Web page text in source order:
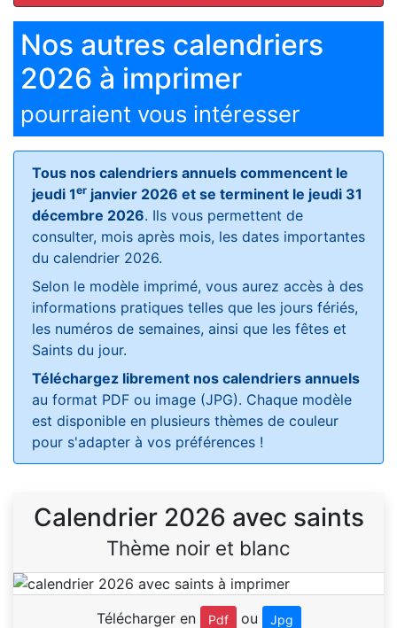
Nos autres calendriers
2026 à imprimer
pourraient vous intéresser
Tous nos calendriers annuels commencent le
jeudi 1er janvier 2026 et se terminent le jeudi 31
décembre 2026. Ils vous permettent de
consulter, mois après mois, les dates importantes
du calendrier 2026.
Selon le modèle imprimé, vous aurez accès à des
informations pratiques telles que les jours fériés,
les numéros de semaines, ainsi que les fêtes et
Saints du jour.
Téléchargez librement nos calendriers annuels
au format PDF ou image (JPG). Chaque modèle
est disponible en plusieurs thèmes de couleur
pour s'adapter à vos préférences !
Calendrier 2026 avec saints
Thème noir et blanc
Télécharger en Pdf ou Jpg